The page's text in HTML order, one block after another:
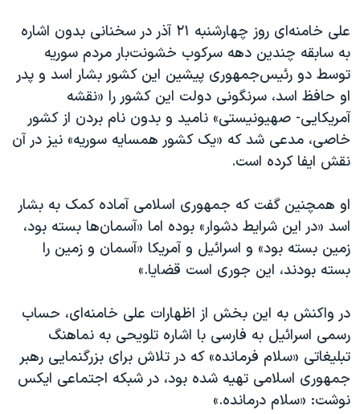
قانون شفافیت دارائی کادر رهبری ایران
اعتراضات مردمی آبان ۹۸
اسرائیل در جنگ
نرگس محمدی برنده جایزه نوبل صلح
همایش محافظه‌کاران آمریکا «سی‌پک»
صفحه‌های ویژه
سفر پرزیدنت ترامپ به چین
علی خامنه‌ای روز چهارشنبه ۲۱ آذر در سخنانی بدون اشاره
به سابقه چندین دهه سرکوب خشونت‌بار مردم سوریه
توسط دو رئیس‌جمهوری پیشین این کشور بشار اسد و پدر
او حافظ اسد، سرنگونی دولت این کشور را «نقشه
آمریکایی- صهیونیستی» نامید و بدون نام بردن از کشور
خاصی، مدعی شد که «یک کشور همسایه سوریه» نیز در آن
نقش ایفا کرده است.
او همچنین گفت که جمهوری اسلامی آماده کمک به بشار
اسد «در این شرایط دشوار» بوده اما «آسمان‌ها بسته بود،
زمین بسته بود» و اسرائیل و آمریکا «آسمان و زمین را
بسته بودند، این جوری است قضایا.»
در واکنش به این بخش از اظهارات علی خامنه‌ای، حساب
رسمی اسرائیل به فارسی با اشاره تلویحی به نماهنگ
تبلیغاتی «سلام فرمانده» که در تلاش برای بزرگنمایی رهبر
جمهوری اسلامی تهیه شده بود، در شبکه اجتماعی ایکس
نوشت: «سلام درمانده.»